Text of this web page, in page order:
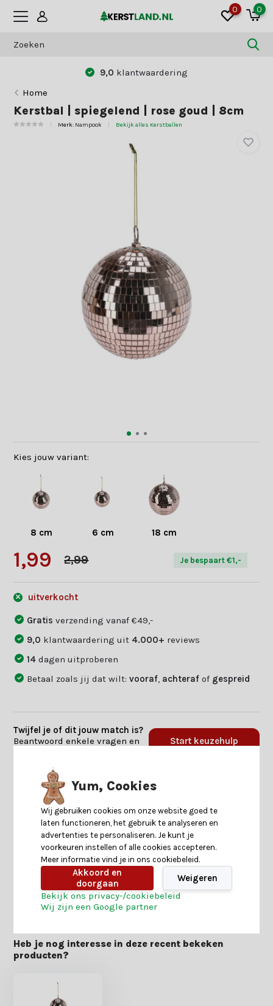
0 0
9,0 klantwaardering
Home
Kerstbal | spiegelend | rose goud | 8cm
Merk: Nampook Bekijk alles Kerstballen
Kies jouw variant:
8 cm 6 cm 18 cm
1,99 2,99 Je bespaart €1,-
uitverkocht
Gratisverzending vanaf €49,-
9,0 klantwaardering uit 4.000+ reviews
14dagen uitproberen
Betaal zoals jij dat wilt:vooraf achteraf of gespreid
Twijfel je of dit jouw match is?
Beantwoord enkele vragen en
Start keuzehulp
Productomschrijving
Specificaties
Reviews
Heb je nog interesse in deze recent bekeken
producten?
Yum, Cookies
Wij gebruiken cookies om onze website goed te
laten functioneren, het gebruik te analyseren en
advertenties te personaliseren. Je kunt je
voorkeuren instellen of alle cookies accepteren.
Meer informatie vind je in ons cookiebeleid.
Akkoord en
doorgaan
Weigeren
Bekijk ons privacy-/cookiebeleid
Wij zijn een Google partner